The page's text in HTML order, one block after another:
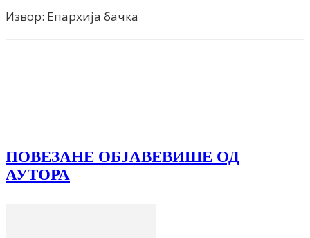
Извор: Епархија бачка
ПОВЕЗАНЕ ОБЈАВЕВИШЕ ОД
АУТОРА